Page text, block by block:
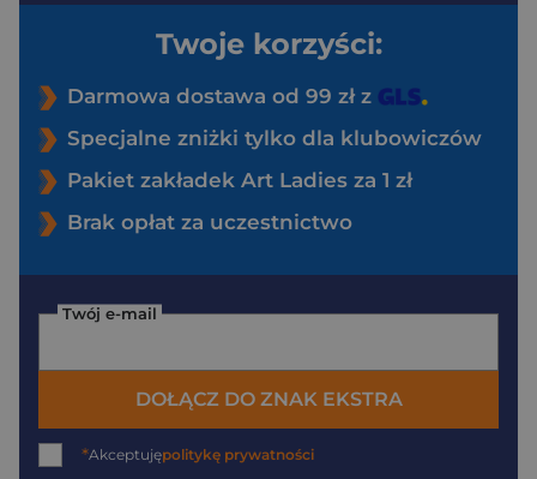
Twoje korzyści:
Darmowa dostawa od 99 zł z
Specjalne zniżki tylko dla klubowiczów
Pakiet zakładek Art Ladies za 1 zł
Brak opłat za uczestnictwo
Twój e-mail
DOŁĄCZ DO ZNAK EKSTRA
*Akceptujępolitykę prywatności